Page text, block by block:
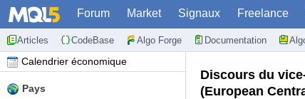
Forum Market Signaux Freelance
Articles CodeBase Algo Forge Documentation
Calendrier économique
Pays
Discours du
(European